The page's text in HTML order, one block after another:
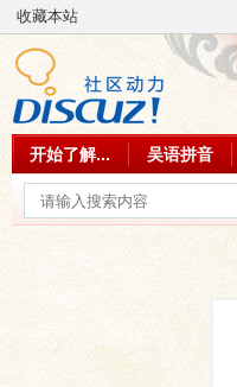
收藏本站
开始了解... 吴语拼音